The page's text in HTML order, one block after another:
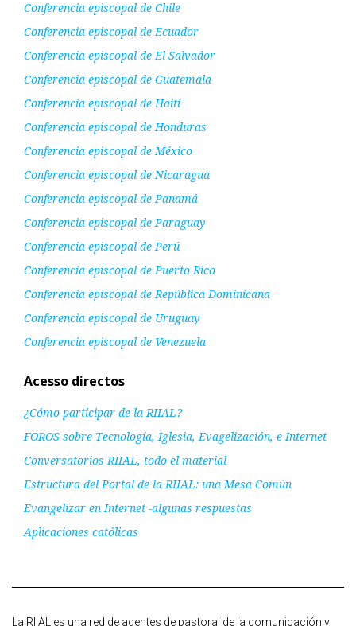
Conferencia episcopal de Chile
Conferencia episcopal de Ecuador
Conferencia episcopal de El Salvador
Conferencia episcopal de Guatemala
Conferencia episcopal de Haití
Conferencia episcopal de Honduras
Conferencia episcopal de México
Conferencia episcopal de Nicaragua
Conferencia episcopal de Panamá
Conferencia episcopal de Paraguay
Conferencia episcopal de Perú
Conferencia episcopal de Puerto Rico
Conferencia episcopal de República Dominicana
Conferencia episcopal de Uruguay
Conferencia episcopal de Venezuela
Acesso directos
¿Cómo participar de la RIIAL?
FOROS sobre Tecnología, Iglesia, Evagelización, e Internet
Conversatorios RIIAL, todo el material
Estructura del Portal de la RIIAL: una Mesa Común
Evangelizar en Internet -algunas respuestas
Aplicaciones católicas
La RIIAL es una red de agentes de pastoral de la comunicación y